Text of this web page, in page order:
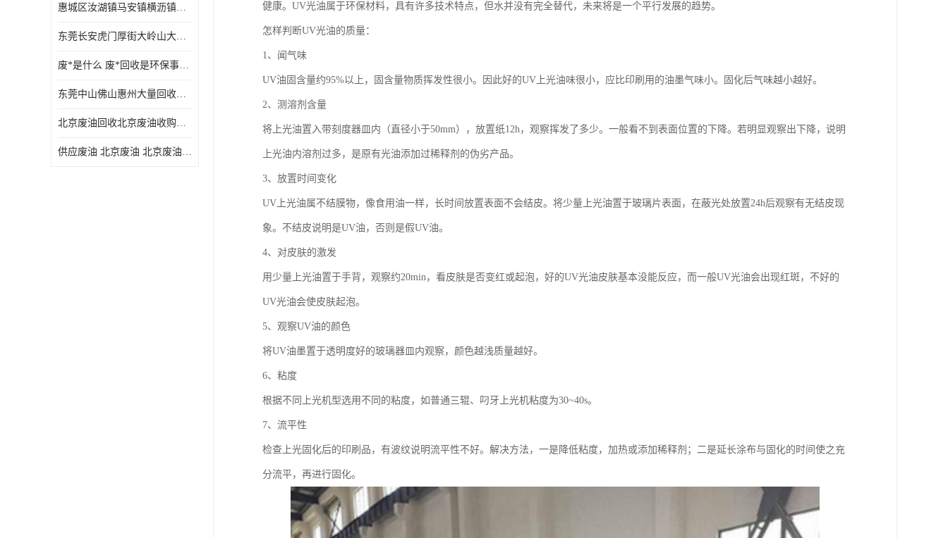
惠城区汝湖镇马安镇横沥镇芦洲镇 惠阳新圩镇镇镇沙田镇废机油废液压油废润滑油废废火花机油废白电油废废齿轮油废白矿油废变压器油废燃料油
东莞长安虎门厚街大岭山大量回收废开油水废洗枪水废稀释剂
废*是什么 废*回收是环保事业吗
东莞中山佛山惠州大量回收废机油，废液压油，废润滑油，废，废火花机油，废白电油，废，废齿轮油，废白矿油，废变压器油，废燃料油，废切削油
北京废油回收北京废油收购再生注意的事项
供应废油 北京废油 北京废油回收 废油收购
健康。UV光油属于环保材料，具有许多技术特点，但水并没有完全替代，未来将是一个平行发展的趋势。
怎样判断UV光油的质量：
1、闻气味
UV油固含量约95%以上，固含量物质挥发性很小。因此好的UV上光油味很小，应比印刷用的油墨气味小。固化后气味越小越好。
2、测溶剂含量
将上光油置入带刻度器皿内（直径小于50mm），放置纸12h，观察挥发了多少。一般看不到表面位置的下降。若明显观察出下降，说明
上光油内溶剂过多，是原有光油添加过稀释剂的伪劣产品。
3、放置时间变化
UV上光油属不结膜物，像食用油一样，长时间放置表面不会结皮。将少量上光油置于玻璃片表面，在蔽光处放置24h后观察有无结皮现
象。不结皮说明是UV油，否则是假UV油。
4、对皮肤的激发
用少量上光油置于手背，观察约20min，看皮肤是否变红或起泡，好的UV光油皮肤基本没能反应，而一般UV光油会出现红斑，不好的
UV光油会使皮肤起泡。
5、观察UV油的颜色
将UV油墨置于透明度好的玻璃器皿内观察，颜色越浅质量越好。
6、粘度
根据不同上光机型选用不同的粘度，如普通三辊、叼牙上光机粘度为30~40s。
7、流平性
检查上光固化后的印刷品，有波纹说明流平性不好。解决方法，一是降低粘度，加热或添加稀释剂；二是延长涂布与固化的时间使之充
分流平，再进行固化。